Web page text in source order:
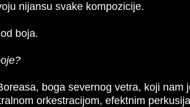
nijansu svake kompozicije.
boja.
boga severnog vetra, koji
orkestracijom, efektnim